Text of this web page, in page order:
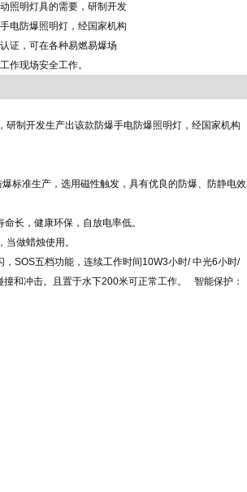
照明灯具的需要，研制开发
电防爆照明灯，经国家机构
证，可在各种易燃易爆场
作现场安全工作。
制开发生产出该款防爆手电防爆照明灯，经国家机构
标准生产，选用磁性触发，具有优良的防爆、防静电效
长，健康环保，自放电率低。
做蜡烛使用。
SOS五档功能，连续工作时间10W3小时/ 中光6小时/
和冲击。且置于水下200米可正常工作。 智能保护：